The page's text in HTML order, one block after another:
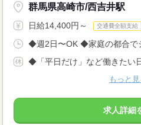
群馬県高崎市/西吉井駅
日給14,400円～ 交通費全額支給
◆週2日〜OK ◆家庭の都合で
◆「平日だけ」など働きたい
もっと見
求人詳細